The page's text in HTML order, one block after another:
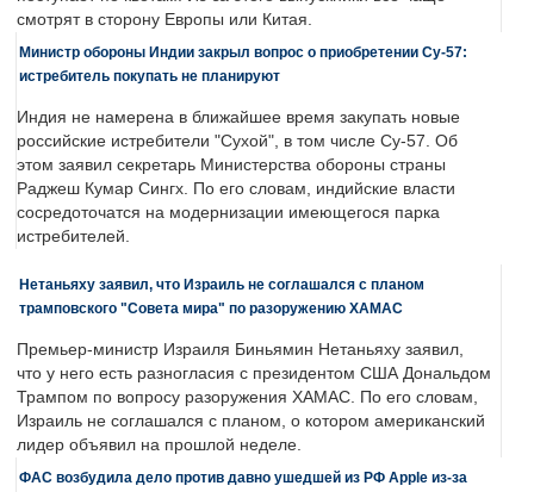
смотрят в сторону Европы или Китая.
Министр обороны Индии закрыл вопрос о приобретении Су-57:
истребитель покупать не планируют
Индия не намерена в ближайшее время закупать новые
российские истребители "Сухой", в том числе Су-57. Об
этом заявил секретарь Министерства обороны страны
Раджеш Кумар Сингх. По его словам, индийские власти
сосредоточатся на модернизации имеющегося парка
истребителей.
Нетаньяху заявил, что Израиль не соглашался с планом
трамповского "Совета мира" по разоружению ХАМАС
Премьер-министр Израиля Биньямин Нетаньяху заявил,
что у него есть разногласия с президентом США Дональдом
Трампом по вопросу разоружения ХАМАС. По его словам,
Израиль не соглашался с планом, о котором американский
лидер объявил на прошлой неделе.
ФАС возбудила дело против давно ушедшей из РФ Apple из-за